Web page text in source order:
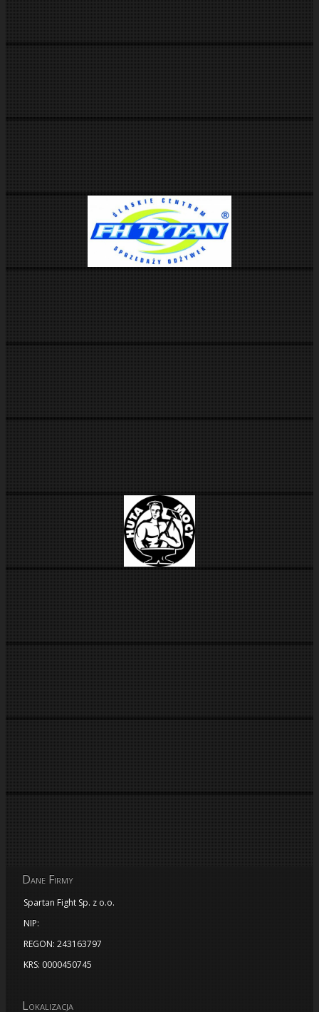
Dane Firmy
Spartan Fight Sp. z o.o.
NIP:
REGON: 243163797
KRS: 0000450745
Lokalizacja